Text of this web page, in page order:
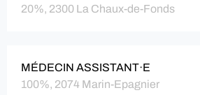
20%, 2300 La Chaux-de-Fonds
MÉDECIN ASSISTANT·E
100%, 2074 Marin-Epagnier